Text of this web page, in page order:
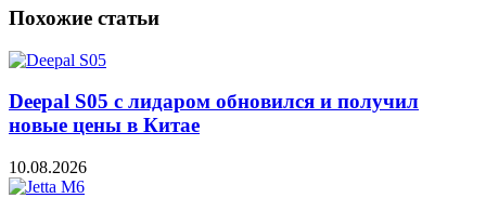
Похожие статьи
Deepal S05 с лидаром обновился и получил
новые цены в Китае
10.08.2026